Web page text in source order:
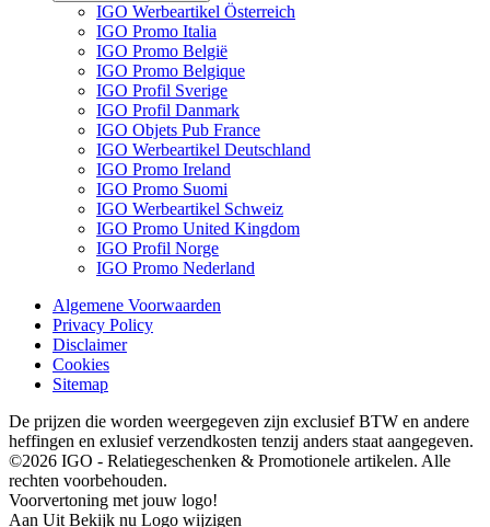
IGO Werbeartikel Österreich
IGO Promo Italia
IGO Promo België
IGO Promo Belgique
IGO Profil Sverige
IGO Profil Danmark
IGO Objets Pub France
IGO Werbeartikel Deutschland
IGO Promo Ireland
IGO Promo Suomi
IGO Werbeartikel Schweiz
IGO Promo United Kingdom
IGO Profil Norge
IGO Promo Nederland
Algemene Voorwaarden
Privacy Policy
Disclaimer
Cookies
Sitemap
De prijzen die worden weergegeven zijn exclusief BTW en andere
heffingen en exlusief verzendkosten tenzij anders staat aangegeven.
©2026 IGO - Relatiegeschenken & Promotionele artikelen. Alle
rechten voorbehouden.
Voorvertoning met jouw logo!
Aan Uit Bekijk nu Logo wijzigen